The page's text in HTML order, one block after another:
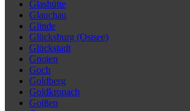
Glashütte
Glauchau
Glinde
Glücksburg (Ostsee)
Glückstadt
Gnoien
Goch
Goldberg
Goldkronach
Golßen